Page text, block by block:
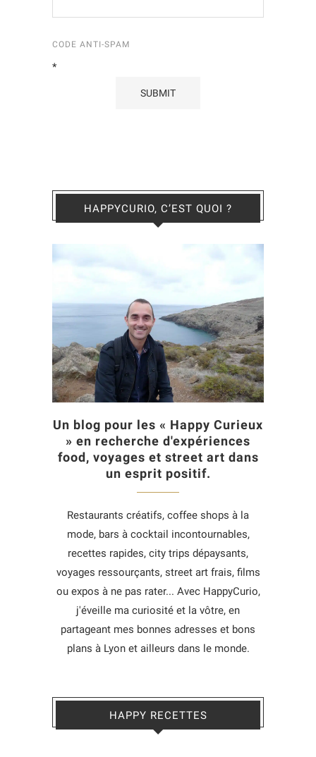
CODE ANTI-SPAM
*
HAPPYCURIO, C’EST QUOI ?
Un blog pour les « Happy Curieux
» en recherche d'expériences
food, voyages et street art dans
un esprit positif.
Restaurants créatifs, coffee shops à la
mode, bars à cocktail incontournables,
recettes rapides, city trips dépaysants,
voyages ressourçants, street art frais, films
ou expos à ne pas rater... Avec HappyCurio,
j'éveille ma curiosité et la vôtre, en
partageant mes bonnes adresses et bons
plans à Lyon et ailleurs dans le monde.
HAPPY RECETTES